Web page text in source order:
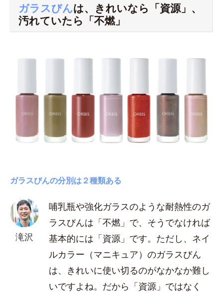
ガラスびんは、きれいなら「資源」、
汚れていたら「不燃」
ガラスびんの分別は２種類ある
滝沢
哺乳瓶や強化ガラスのような耐熱性のガ
ラスびんは「不燃」で、そうでなければ
基本的には「資源」です。ただし、ネイ
ルカラー（マニキュア）のガラスびん
は、きれいに使い切るのがなかなか難し
いですよね。だから「資源」ではなく